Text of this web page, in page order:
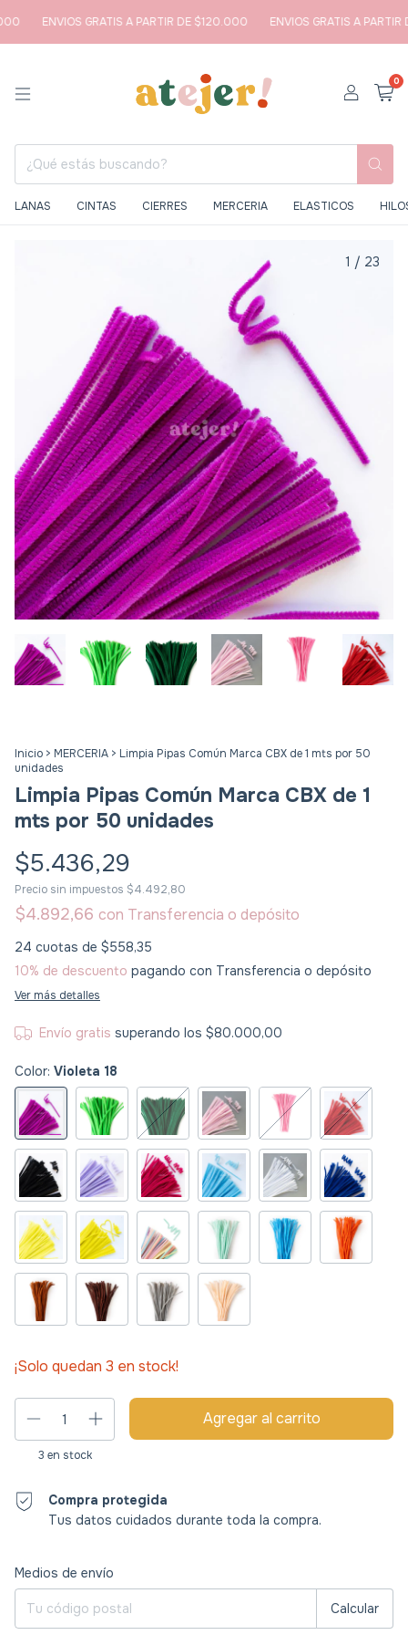
ENVIOS GRATIS A PARTIR DE $120.000 ENVIOS GRATIS A PARTIR
0
LANAS CINTAS CIERRES MERCERIA ELASTICOS
1 / 23
Inicio > MERCERIA > Limpia Pipas Común Marca CBX de 1 mts por 50
unidades
Limpia Pipas Común Marca CBX de 1
mts por 50 unidades
$5.436,29
Precio sin impuestos $4.492,80
$4.892,66 con Transferencia o depósito
24 cuotas de $558,35
10% de descuento pagando con Transferencia o depósito
Ver más detalles
Envío gratis superando los $80.000,00
Color: Violeta 18
¡Solo quedan 3 en stock!
3 en stock
Compra protegida
Tus datos cuidados durante toda la compra.
Entregas para el CP:
Medios de envío
Calcular